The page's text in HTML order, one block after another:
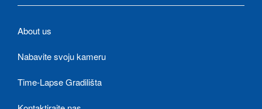
About us
Nabavite svoju kameru
Time-Lapse Gradilišta